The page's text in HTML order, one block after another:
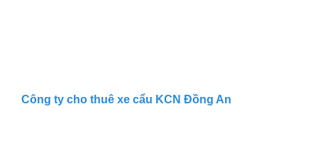
Công ty cho thuê xe cẩu KCN Đồng An